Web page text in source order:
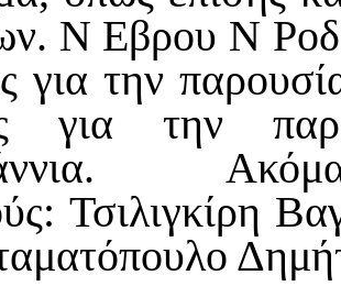
Ν Εβρου Ν
για την
για την
Τσιλιγκίρη